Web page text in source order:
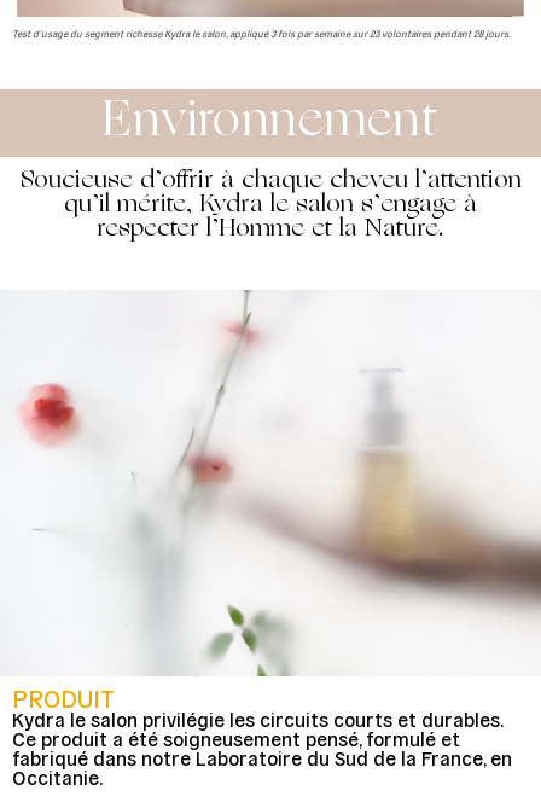
Test d’usage du segment richesse Kydra le salon, appliqué 3 fois par semaine sur 23 volontaires pendant 28 jours.
Environnement
Soucieuse d’offrir à chaque cheveu l’attention
qu’il mérite, Kydra le salon s’engage à
respecter l’Homme et la Nature.
PRODUIT
Kydra le salon privilégie les circuits courts et durables.
Ce produit a été soigneusement pensé, formulé et
fabriqué dans notre Laboratoire du Sud de la France, en
Occitanie.